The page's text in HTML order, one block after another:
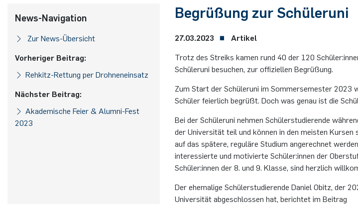
News-Navigation
Zur News-Übersicht
Vorheriger Beitrag:
Rehkitz-Rettung per Drohneneinsatz
Nächster Beitrag:
Akademische Feier & Alumni-Fest
2023
Begrüßung zur Schüleruni
27.03.2023
Artikel
Trotz des Streiks kamen rund 40 der 120
Schüleruni besuchen, zur offiziellen Begrüßung.
Zum Start der Schüleruni im Sommersemester 2023
Schüler feierlich begrüßt. Doch was genau ist die
Bei der Schüleruni nehmen Schülerstudierende
der Universität teil und können in den meisten Kursen
auf das spätere, reguläre Studium angerechnet
interessierte und motivierte Schüler:innen der
Schüler:innen der 8. und 9. Klasse, sind herzlich
Der ehemalige Schülerstudierende Daniel Obitz, der
Universität abgeschlossen hat, berichtet im Beitrag